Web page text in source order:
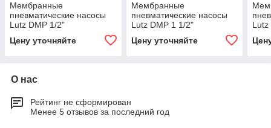
Мембранные
пневматические насосы
Lutz DMP 1/2"
Цену уточняйте
Мембранные
пневматические насосы
Lutz DMP 1 1/2"
Цену уточняйте
Lutz
О нас
Рейтинг не сформирован
Менее 5 отзывов за последний год